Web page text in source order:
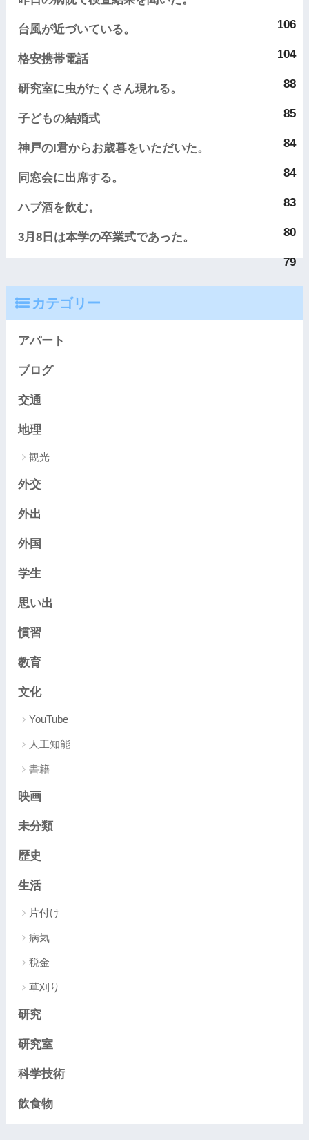
106
台風が近づいている。
104
格安携帯電話
88
研究室に虫がたくさん現れる。
85
子どもの結婚式
84
神戸のI君からお歳暮をいただいた。
84
同窓会に出席する。
83
ハブ酒を飲む。
80
3月8日は本学の卒業式であった。
79
カテゴリー
アパート
ブログ
交通
地理
観光
外交
外出
外国
学生
思い出
慣習
教育
文化
YouTube
人工知能
書籍
映画
未分類
歴史
生活
片付け
病気
税金
草刈り
研究
研究室
科学技術
飲食物